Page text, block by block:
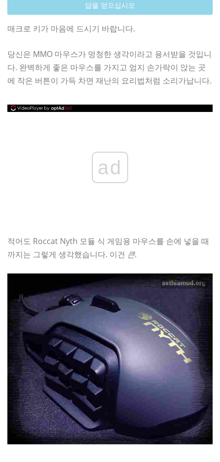
답을 얻으십시오
매크로 키가 마음에 드시기 바랍니다.
당신은 MMO 마우스가 멍청한 생각이라고 용서받을 것입니
다. 완벽하게 좋은 마우스를 가지고 엄지 손가락이 앉는 곳
에 작은 버튼이 가득 차면 재난의 요리법처럼 소리가납니다.
ad
적어도 Roccat Nyth 모듈 식 게임용 마우스를 손에 넣을 때
까지는 그렇게 생각했습니다. 이건 큰.